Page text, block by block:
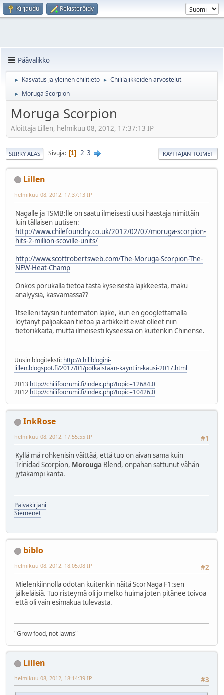
Kirjaudu Rekisteröidy
Päävalikko
► Kasvatus ja yleinen chilitieto ► Chililajikkeiden arvostelut
► Moruga Scorpion
Moruga Scorpion
Aloittaja Lillen, helmikuu 08, 2012, 17:37:13 IP
SIIRRY ALAS Sivuja 1 2 3 KÄYTTÄJÄN TOIMET
Lillen
helmikuu 08, 2012, 17:37:13 IP
Nagalle ja TSMB:lle on saatu ilmeisesti uusi haastaja nimittäin
luin tällaisen uutisen:
http://www.chilefoundry.co.uk/2012/02/07/moruga-scorpion-
hits-2-million-scoville-units/
http://www.scottrobertsweb.com/The-Moruga-Scorpion-The-
NEW-Heat-Champ
Onkos porukalla tietoa tästä kyseisestä lajikkeesta, maku
analyysiä, kasvamassa??
Itselleni täysin tuntematon lajike, kun en googlettamalla
löytänyt paljoakaan tietoa ja artikkelit eivät olleet niin
tietorikkaita, mutta ilmeisesti kyseessä on kuitenkin Chinense.
Uusin blogiteksti: http://chiliblogini-
lillen.blogspot.fi/2017/01/potkaistaan-kayntiin-kausi-2017.html
2013 http://chilifoorumi.fi/index.php?topic=12684.0
2012 http://chilifoorumi.fi/index.php?topic=10426.0
InkRose
#1
helmikuu 08, 2012, 17:55:55 IP
Kyllä mä rohkenisin väittää, että tuo on aivan sama kuin
Trinidad Scorpion, Morouga Blend, onpahan sattunut vähän
jytäkämpi kanta.
Päiväkirjani
Siemenet
biblo
#2
helmikuu 08, 2012, 18:05:08 IP
Mielenkiinnolla odotan kuitenkin näitä ScorNaga F1:sen
jälkeläisiä. Tuo risteymä oli jo melko huima joten pitänee toivoa
että oli vain esimakua tulevasta.
"Grow food, not lawns"
Lillen
#3
helmikuu 08, 2012, 18:14:39 IP